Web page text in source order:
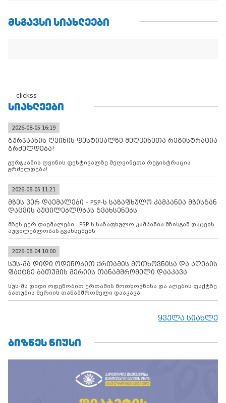
ᲛᲡᲒᲐᲕᲡᲘ ᲡᲘᲐᲮᲚᲔᲔᲑᲘ
clickss
ᲡᲘᲐᲮᲚᲔᲔᲑᲘ
2026-08-05 16:19
გურჯაანის ღვინის ფესტივალზე მეღვინეთა რეგისტრაცია
გრძელდება!
გურჯაანის ღვინის ფესტივალზე მეღვინეთა რეგისტრაცია
გრძელდება!
2026-08-05 11:21
მზეს ვერ დაემალები - PSP-ს საზაფხულო კამპანია მზისგან
დაცვის აუცილებლობას გვახსენებს
მზეს ვერ დაემალები - PSP-ს საზაფხულო კამპანია მზისგან დაცვის
აუცილებლობას გვახსენებს
2026-08-04 10:00
სუს-მა დიდი ოდენობით ქრთამის მოთხოვნისა და აღების
ფაქტზე ბათუმის მერიის თანამშრომელი დააკავა
სუს-მა დიდი ოდენობით ქრთამის მოთხოვნისა და აღების ფაქტზე
ბათუმის მერიის თანამშრომელი დააკავა
ყველა სიახლე
ᲑᲘᲖᲜᲔᲡ ᲜᲘᲣᲡᲘ